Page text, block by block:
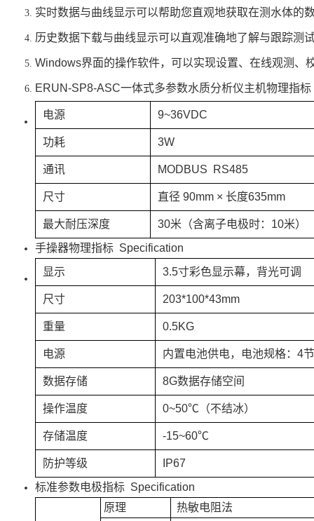
实时数据与曲线显示可以帮助您直观地获取在测水体的
历史数据下载与曲线显示可以直观准确地了解与跟踪测
Windows界面的操作软件，可以实现设置、在线观测、
ERUN-SP8-ASC一体式多参数水质分析仪主机物理指
电源 9~36VDC
功耗 3W
通讯 MODBUS RS485
尺寸 直径 90mm × 长度635mm
最大耐压深度
30米（含离子电极时：10米）
手操器物理指标 Specification
显示
3.5寸彩色显示幕，背光可调
尺寸 203*100*43mm
重量 0.5KG
电源 内置电池供电，电池规格：4
数据存储 8G数据存储空间
操作温度 0~50℃（不结冰）
存储温度 -15~60℃
防护等级
IP67
标准参数电极指标 Specification
原理
热敏电阻法